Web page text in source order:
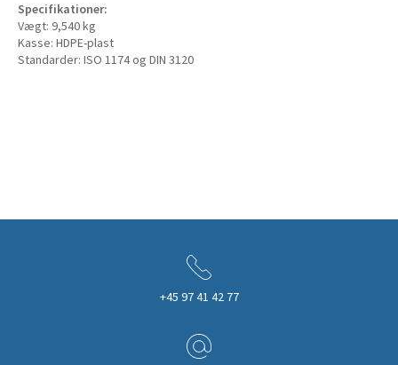
Specifikationer:
Vægt: 9,540 kg
Kasse: HDPE-plast
Standarder: ISO 1174 og DIN 3120
+45 97 41 42 77